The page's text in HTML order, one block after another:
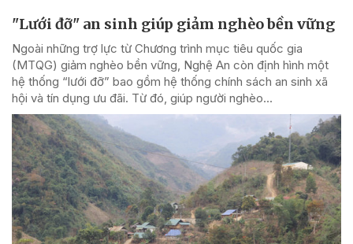
"Lưới đỡ" an sinh giúp giảm nghèo bền vững
Ngoài những trợ lực từ Chương trình mục tiêu quốc gia
(MTQG) giảm nghèo bền vững, Nghệ An còn định hình một
hệ thống “lưới đỡ” bao gồm hệ thống chính sách an sinh xã
hội và tín dụng ưu đãi. Từ đó, giúp người nghèo...